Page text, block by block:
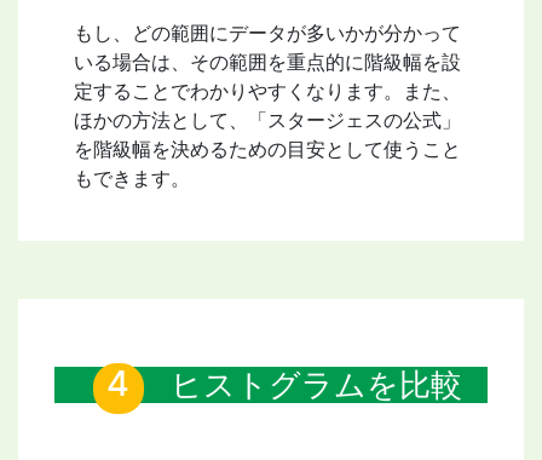
もし、どの範囲にデータが多いかが分かって
いる場合は、その範囲を重点的に階級幅を設
定することでわかりやすくなります。また、
ほかの方法として、「スタージェスの公式」
を階級幅を決めるための目安として使うこと
もできます。
ヒストグラムを比較